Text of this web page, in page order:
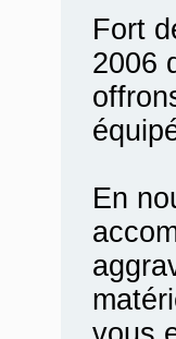
Fort
2006
En